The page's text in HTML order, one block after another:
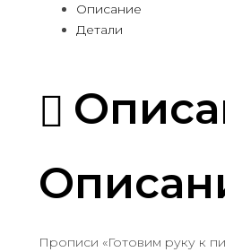
Описание
Детали
Прописи «Готовим руку к